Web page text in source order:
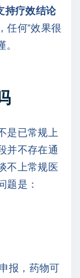
持疗效结论
任何“效果很
不是已常规上
并不存在通
不上常规医
题是：
报，药物可